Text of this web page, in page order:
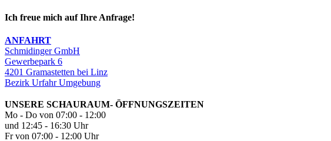
Ich freue mich auf Ihre Anfrage!
ANFAHRT
Schmidinger GmbH
Gewerbepark 6
4201 Gramastetten bei Linz
Bezirk Urfahr Umgebung
UNSERE SCHAURAUM- ÖFFNUNGSZEITEN
Mo - Do von 07:00 - 12:00
und 12:45 - 16:30 Uhr
Fr von 07:00 - 12:00 Uhr